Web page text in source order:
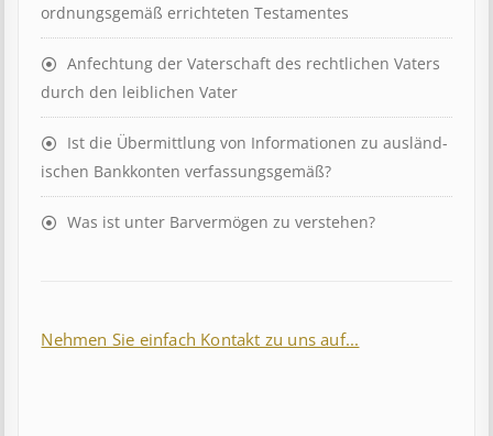
ord­nungs­ge­mäß er­richt­et­en Test­ament­es
Anfechtung der Vaterschaft des rechtlichen Vaters
durch den leiblichen Vater
Ist die Über­mitt­lung von In­for­mat­ion­en zu aus­länd­
isch­en Bank­kont­en ver­fass­ungs­ge­mäß?
Was ist unter Barvermögen zu verstehen?
Nehmen Sie einfach Kontakt zu uns auf...